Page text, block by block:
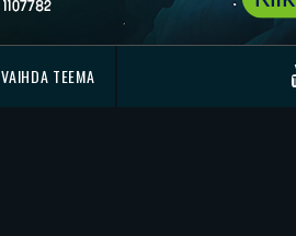
VAIHDA TEEMA